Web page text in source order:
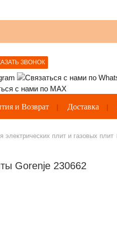
ЗВОНОК
и Возврат Доставка
электрических плит и газовых плит
Gorenje 230662